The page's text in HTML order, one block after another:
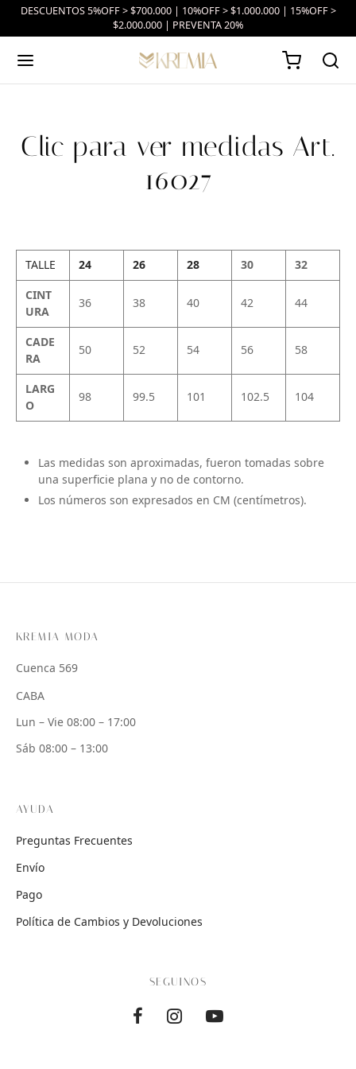
DESCUENTOS 5%OFF > $700.000 | 10%OFF > $1.000.000 | 15%OFF >
$2.000.000 | PREVENTA 20%
Clic para ver medidas Art.
16027
TALLE 24 26 28 30
32
CINT
URA
36 38 40 42 44
CADE
RA
50 52 54 56 58
LARG
O
98 99.5 101 102.5 104
Las medidas son aproximadas, fueron tomadas sobre
una superficie plana y no de contorno.
Los números son expresados en CM (centímetros).
KREMIA MODA
Cuenca 569
CABA
Lun – Vie 08:00 – 17:00
Sáb 08:00 – 13:00
AYUDA
Preguntas Frecuentes
Envío
Pago
Política de Cambios y Devoluciones
SEGUINOS